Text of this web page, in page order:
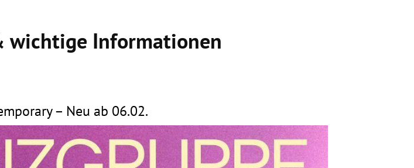
wichtige Informationen
– Neu ab 06.02.